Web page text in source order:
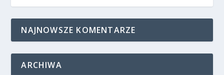
NAJNOWSZE KOMENTARZE
ARCHIWA